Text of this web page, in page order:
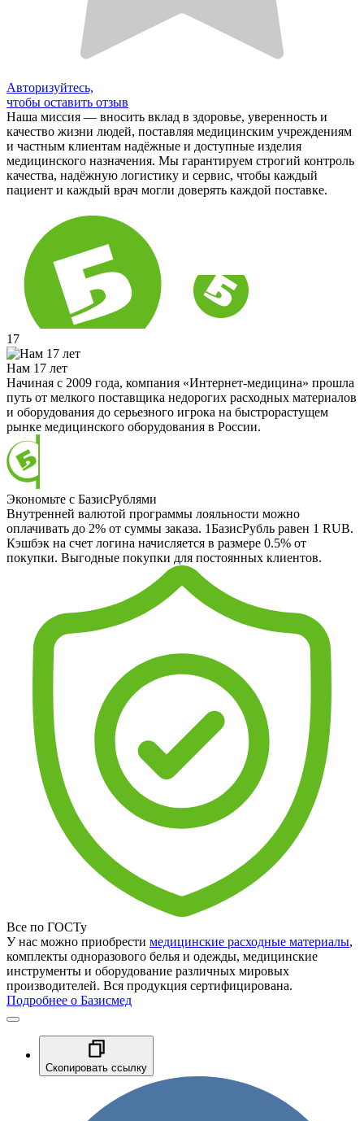
Авторизуйтесь,
чтобы оставить отзыв
Наша миссия — вносить вклад в здоровье, уверенность и
качество жизни людей, поставляя медицинским учреждениям
и частным клиентам надёжные и доступные изделия
медицинского назначения. Мы гарантируем строгий контроль
качества, надёжную логистику и сервис, чтобы каждый
пациент и каждый врач могли доверять каждой поставке.
17
Нам 17 лет
Начиная с 2009 года, компания «Интернет-медицина» прошла
путь от мелкого поставщика недорогих расходных материалов
и оборудования до серьезного игрока на быстрорастущем
рынке медицинского оборудования в России.
Экономьте с БазисРублями
Внутренней валютой программы лояльности можно
оплачивать до 2% от суммы заказа. 1БазисРубль равен 1 RUB.
Кэшбэк на счет логина начисляется в размере 0.5% от
покупки. Выгодные покупки для постоянных клиентов.
Все по ГОСТу
У нас можно приобрести медицинские расходные материалы,
комплекты одноразового белья и одежды, медицинские
инструменты и оборудование различных мировых
производителей. Вся продукция сертифицирована.
Подробнее о Базисмед
Скопировать ссылку